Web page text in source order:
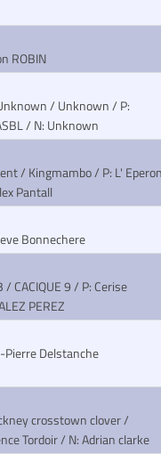
ROBIN
/ Unknown/ P:
/ N: Unknown
/ Kingmambo/ P: L' Eperon
Pantall
Bonnechere
/ CACIQUE 9/ P: Cerise
PEREZ
Pierre Delstanche
crosstown clover /
Tordoir / N: Adrian clarke